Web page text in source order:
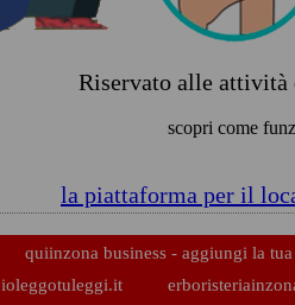
Riservato alle attività
scopri come
la piattaforma per il
quiinzona business - aggiungi la
ioleggotuleggi.it